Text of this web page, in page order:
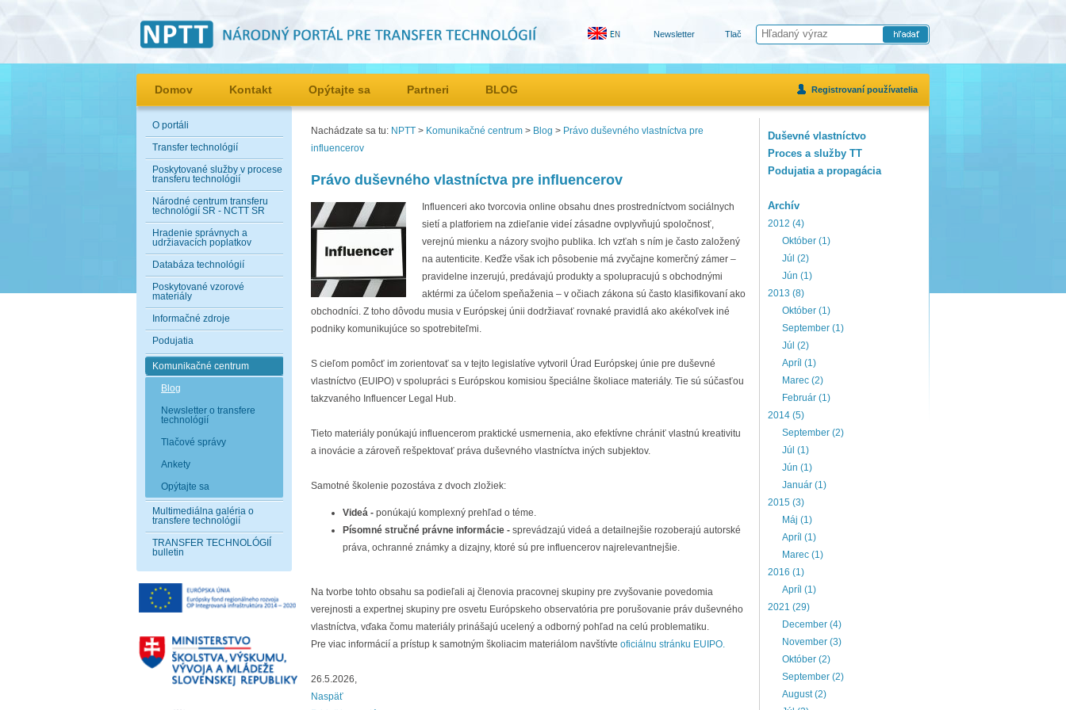
Newsletter Tlač
Domov Kontakt Opýtajte sa Partneri BLOG Registrovaní používatelia
O portáli
Transfer technológií
Poskytované služby v procese
transferu technológií
Národné centrum transferu
technológií SR - NCTT SR
Hradenie správnych a
udržiavacích poplatkov
Databáza technológií
Poskytované vzorové
materiály
Informačné zdroje
Podujatia
Komunikačné centrum
Blog
Newsletter o transfere
technológií
Tlačové správy
Ankety
Opýtajte sa
Multimediálna galéria o
transfere technológií
TRANSFER TECHNOLÓGIÍ
bulletin
Nachádzate sa tu: NPTT > Komunikačné centrum > Blog > Právo duševného vlastníctva pre
influencerov
Právo duševného vlastníctva pre influencerov
Influenceri ako tvorcovia online obsahu dnes prostredníctvom sociálnych
sietí a platforiem na zdieľanie videí zásadne ovplyvňujú spoločnosť,
verejnú mienku a názory svojho publika. Ich vzťah s ním je často založený
na autenticite. Keďže však ich pôsobenie má zvyčajne komerčný zámer –
pravidelne inzerujú, predávajú produkty a spolupracujú s obchodnými
aktérmi za účelom speňaženia – v očiach zákona sú často klasifikovaní ako
obchodníci. Z toho dôvodu musia v Európskej únii dodržiavať rovnaké pravidlá ako akékoľvek iné
podniky komunikujúce so spotrebiteľmi.
S cieľom pomôcť im zorientovať sa v tejto legislatíve vytvoril Úrad Európskej únie pre duševné
vlastníctvo (EUIPO) v spolupráci s Európskou komisiou špeciálne školiace materiály. Tie sú súčasťou
takzvaného Influencer Legal Hub.
Tieto materiály ponúkajú influencerom praktické usmernenia, ako efektívne chrániť vlastnú kreativitu
a inovácie a zároveň rešpektovať práva duševného vlastníctva iných subjektov.
Samotné školenie pozostáva z dvoch zložiek:
Videá - ponúkajú komplexný prehľad o téme.
Písomné stručné právne informácie - sprevádzajú videá a detailnejšie rozoberajú autorské
práva, ochranné známky a dizajny, ktoré sú pre influencerov najrelevantnejšie.
Na tvorbe tohto obsahu sa podieľali aj členovia pracovnej skupiny pre zvyšovanie povedomia
verejnosti a expertnej skupiny pre osvetu Európskeho observatória pre porušovanie práv duševného
vlastníctva, vďaka čomu materiály prinášajú ucelený a odborný pohľad na celú problematiku.
Pre viac informácií a prístup k samotným školiacim materiálom navštívte oficiálnu stránku EUIPO.
26.5.2026,
Naspäť
Duševné vlastníctvo
Proces a služby TT
Podujatia a propagácia
Archív
2012 (4)
Október (1)
Júl (2)
Jún (1)
2013 (8)
Október (1)
September (1)
Júl (2)
Apríl (1)
Marec (2)
Február (1)
2014 (5)
September (2)
Júl (1)
Jún (1)
Január (1)
2015 (3)
Máj (1)
Apríl (1)
Marec (1)
2016 (1)
Apríl (1)
2021 (29)
December (4)
November (3)
Október (2)
September (2)
August (2)